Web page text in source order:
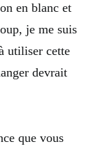
en blanc et
je me suis
utiliser cette
devrait
que vous